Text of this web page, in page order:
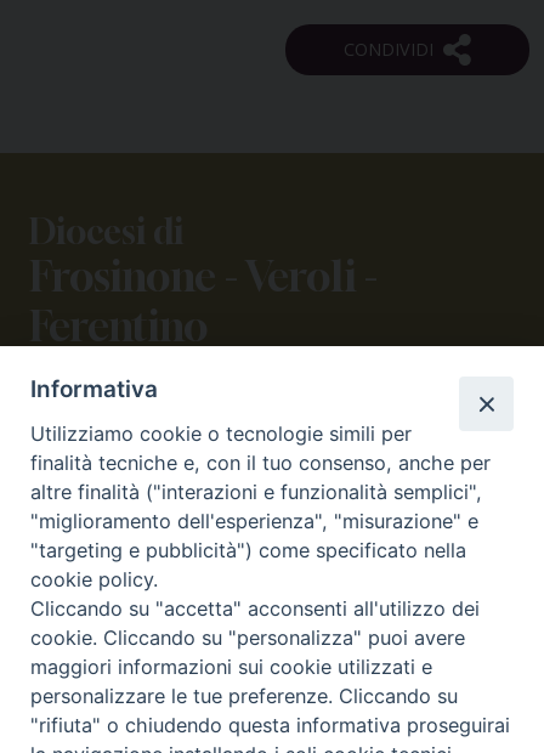
Diocesi di
Frosinone - Veroli -
Ferentino
CONTATTI
viale Volsci 105 (ex via dei Monti Lepini)
03100 Frosinone (FR)
tel. 0775.290973 - 0775.290852
curia@diocesifrosinone.it
SEGUICI SU
Informativa
Utilizziamo cookie o tecnologie simili per
finalità tecniche e, con il tuo consenso, anche per
altre finalità ("interazioni e funzionalità semplici",
"miglioramento dell'esperienza", "misurazione" e
"targeting e pubblicità") come specificato nella
cookie policy.
Cliccando su "accetta" acconsenti all'utilizzo dei
cookie. Cliccando su "personalizza" puoi avere
maggiori informazioni sui cookie utilizzati e
personalizzare le tue preferenze. Cliccando su
"rifiuta" o chiudendo questa informativa proseguirai